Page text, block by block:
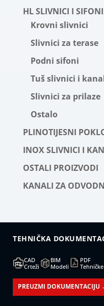
HL SLIVNICI I SIFONI
Krovni slivnici
Slivnici za terase
Podni sifoni
Tuš slivnici i
Slivnici za prilaze
Ostalo
PLINOTIJESNI
INOX SLIVNICI I
OSTALI PROIZVODI
KANALI ZA
TEHNIČKA
CAD
Crteži
BIM
Modeli
PDF
PREUZMI DOKUMENTACIJU